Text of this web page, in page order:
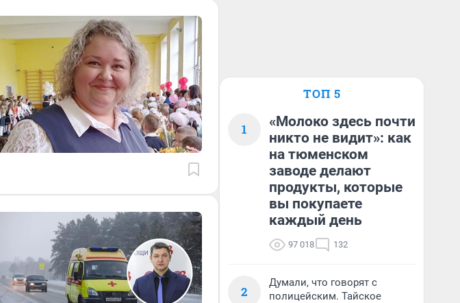
ТОП 5
1
«Молоко здесь почти
никто не видит»: как
на тюменском
заводе делают
продукты, которые
вы покупаете
каждый день
97 018 132
2
Думали, что говорят с
полицейским. Тайское